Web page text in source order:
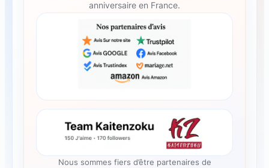
anniversaire en France.
Nous sommes fiers d’être partenaires de